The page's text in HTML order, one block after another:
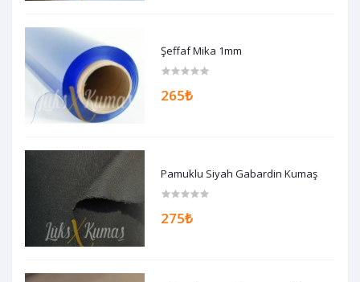
Şeffaf Mika 1mm
265₺
Pamuklu Siyah Gabardin Kumaş
275₺